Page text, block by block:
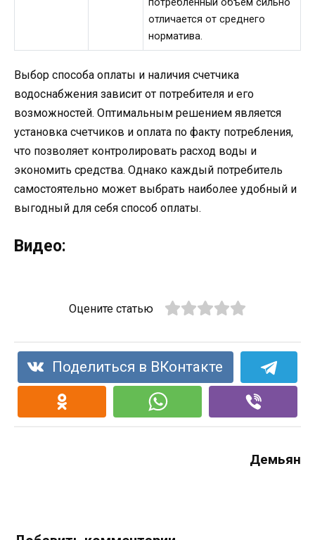
отличается от среднего
норматива.
Выбор способа оплаты и наличия счетчика
водоснабжения зависит от потребителя и его
возможностей. Оптимальным решением является
установка счетчиков и оплата по факту потребления,
что позволяет контролировать расход воды и
экономить средства. Однако каждый потребитель
самостоятельно может выбрать наиболее удобный и
выгодный для себя способ оплаты.
Видео:
Оцените статью
Поделиться в ВКонтакте
Демьян